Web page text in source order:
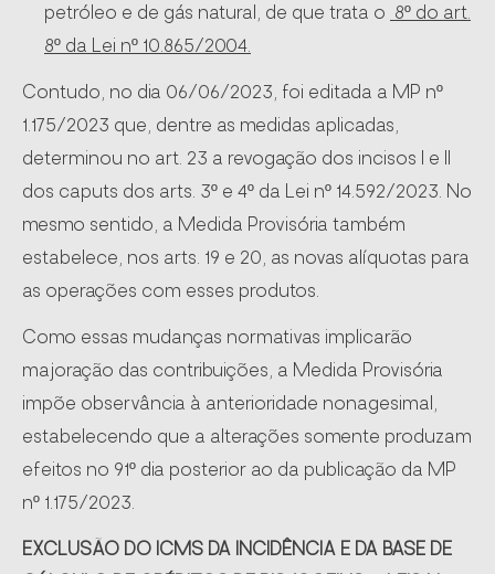
petróleo e de gás natural, de que trata o
8º do art.
8º da Lei nº 10.865/2004.
Contudo, no dia 06/06/2023, foi editada a MP nº
1.175/2023 que, dentre as medidas aplicadas,
determinou no art. 23 a revogação dos incisos I e II
dos caputs dos arts. 3º e 4º da Lei nº 14.592/2023. No
mesmo sentido, a Medida Provisória também
estabelece, nos arts. 19 e 20, as novas alíquotas para
as operações com esses produtos.
Como essas mudanças normativas implicarão
majoração das contribuições, a Medida Provisória
impõe observância à anterioridade nonagesimal,
estabelecendo que a alterações somente produzam
efeitos no 91º dia posterior ao da publicação da MP
nº 1.175/2023.
EXCLUSÃO DO ICMS DA INCIDÊNCIA E DA BASE DE